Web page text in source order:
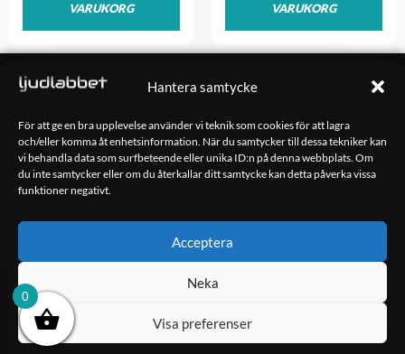
Hantera samtycke
För att ge en bra upplevelse använder vi teknik som cookies för att lagra
och/eller komma åt enhetsinformation. När du samtycker till dessa tekniker kan
vi behandla data som surfbeteende eller unika ID:n på denna webbplats. Om
du inte samtycker eller om du återkallar ditt samtycke kan detta påverka vissa
funktioner negativt.
Acceptera
Neka
Visa preferenser
VARUKORG
VARUKORG
OM OSS
Sotenäs AB.
KONTAKT
Klippsjövägen 5
Copyright 2023 Ljudlabbet i Sotenäs AB – Hemsida skapad av
0